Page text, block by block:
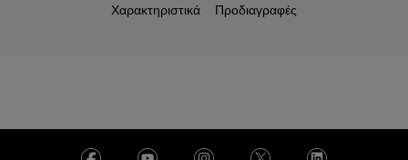
Χαρακτηριστικά Προδιαγραφές